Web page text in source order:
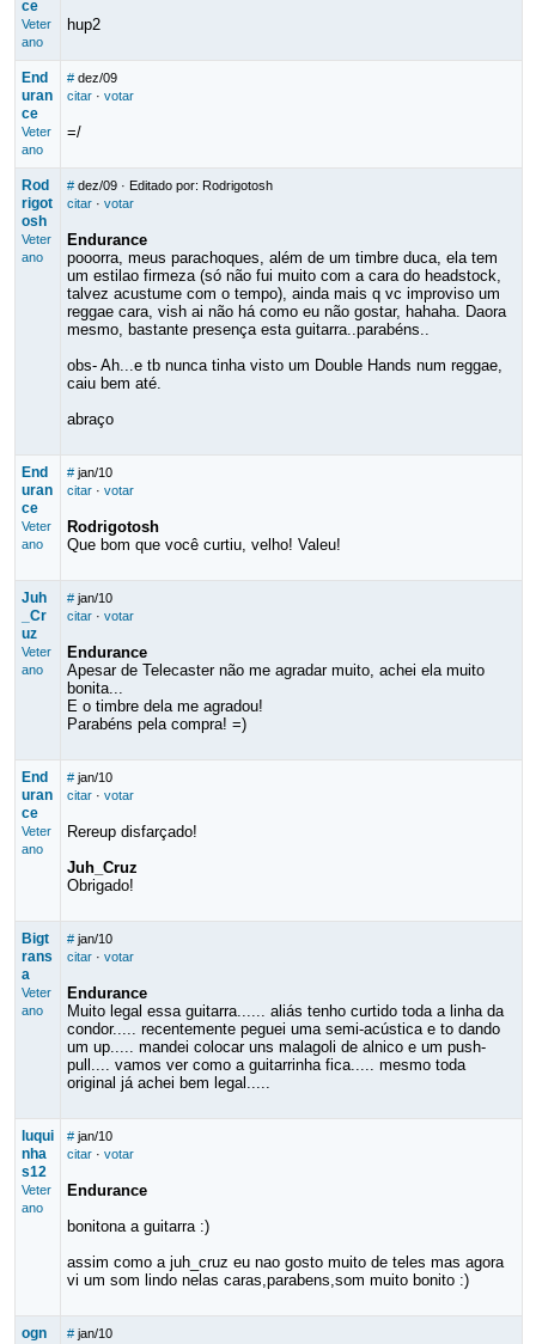
ce
Veter
ano
hup2
End
uran
ce
Veter
ano
# dez/09
citar· votar
=/
Rod
rigot
osh
Veter
ano
# dez/09· Editado por: Rodrigotosh
citar· votar
Endurance
pooorra, meus parachoques, além de um timbre duca, ela tem
um estilao firmeza (só não fui muito com a cara do headstock,
talvez acustume com o tempo), ainda mais q vc improviso um
reggae cara, vish ai não há como eu não gostar, hahaha. Daora
mesmo, bastante presença esta guitarra..parabéns..
obs- Ah...e tb nunca tinha visto um Double Hands num reggae,
caiu bem até.
abraço
End
uran
ce
Veter
ano
# jan/10
citar· votar
Rodrigotosh
Que bom que você curtiu, velho! Valeu!
Juh
_Cr
uz
Veter
ano
# jan/10
citar· votar
Endurance
Apesar de Telecaster não me agradar muito, achei ela muito
bonita...
E o timbre dela me agradou!
Parabéns pela compra! =)
End
uran
ce
Veter
ano
# jan/10
citar· votar
Rereup disfarçado!
Juh_Cruz
Obrigado!
Bigt
rans
a
Veter
ano
# jan/10
citar· votar
Endurance
Muito legal essa guitarra...... aliás tenho curtido toda a linha da
condor..... recentemente peguei uma semi-acústica e to dando
um up..... mandei colocar uns malagoli de alnico e um push-
pull.... vamos ver como a guitarrinha fica..... mesmo toda
original já achei bem legal.....
luqui
nha
s12
Veter
ano
# jan/10
citar· votar
Endurance
bonitona a guitarra :)
assim como a juh_cruz eu nao gosto muito de teles mas agora
vi um som lindo nelas caras,parabens,som muito bonito :)
ogn
# jan/10